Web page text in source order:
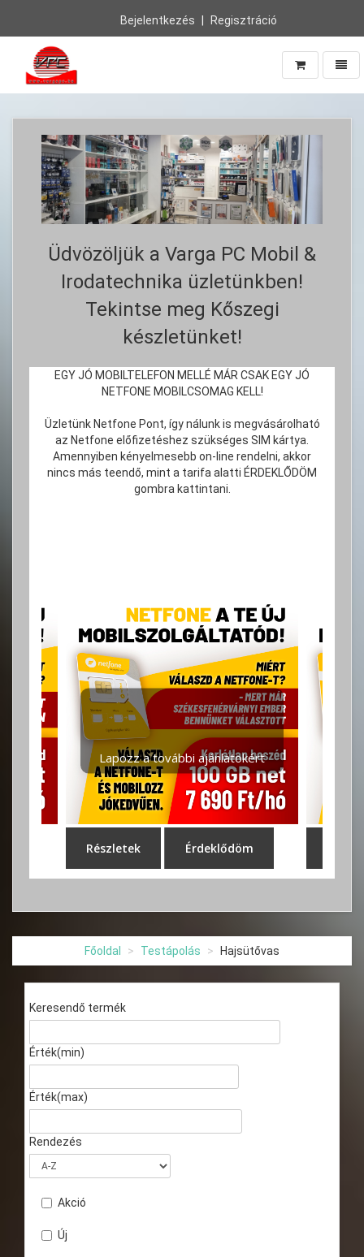
Bejelentkezés Regisztráció
Vissza
Üdvözöljük a Varga PC Mobil &
Irodatechnika üzletünkben!
Tekintse meg Kőszegi
készletünket!
EGY JÓ MOBILTELEFON MELLÉ MÁR CSAK EGY JÓ
NETFONE MOBILCSOMAG KELL!
Üzletünk Netfone Pont, így nálunk is megvásárolható
az Netfone előfizetéshez szükséges SIM kártya.
Amennyiben kényelmesebb on-line rendelni, akkor
nincs más teendő, mint a tarifa alatti ÉRDEKLŐDÖM
gombra kattintani.
Főoldal Testápolás Hajsütővas
Keresendő termék
Érték(min)
Érték(max)
Rendezés
Akció
Új